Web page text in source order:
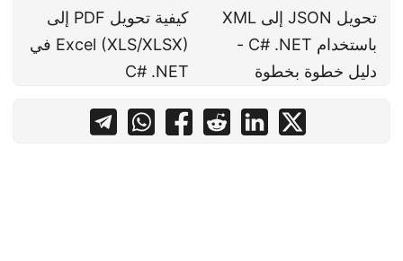
تحويل JSON إلى XML
باستخدام C# .NET -
دليل خطوة بخطوة
كيفية تحويل PDF إلى
Excel (XLS/XLSX) في
C# .NET